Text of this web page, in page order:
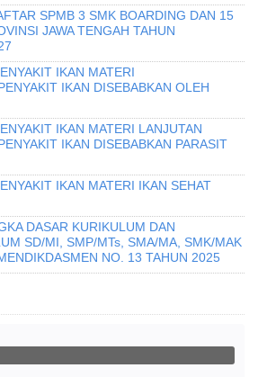
SPMB 3 SMK BOARDING DAN 15
JAWA TENGAH TAHUN
IKAN MATERI
IKAN DISEBABKAN OLEH
IKAN MATERI LANJUTAN
IKAN DISEBABKAN PARASIT
IKAN MATERI IKAN SEHAT
DASAR KURIKULUM DAN
SD/MI, SMP/MTs, SMA/MA, SMK/MAK
NO. 13 TAHUN 2025